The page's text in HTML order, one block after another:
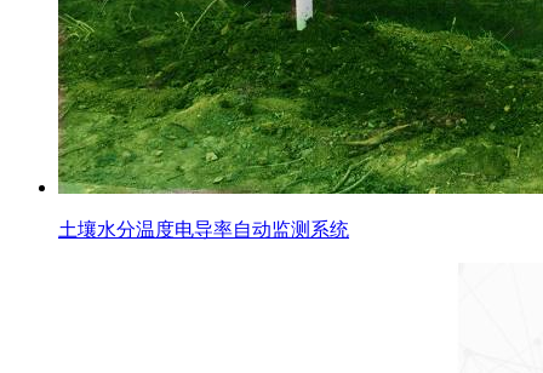
土壤水分温度电导率自动监测系统